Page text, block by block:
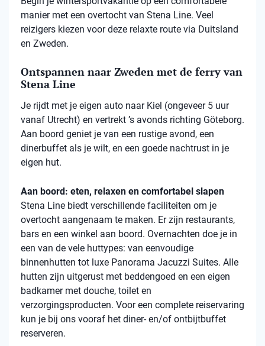
manier met een overtocht van Stena Line. Veel
reizigers kiezen voor deze relaxte route via Duitsland
en Zweden.
Ontspannen naar Zweden met de ferry van
Stena Line
Je rijdt met je eigen auto naar Kiel (ongeveer 5 uur
vanaf Utrecht) en vertrekt ’s avonds richting Göteborg.
Aan boord geniet je van een rustige avond, een
dinerbuffet als je wilt, en een goede nachtrust in je
eigen hut.
Aan boord: eten, relaxen en comfortabel slapen
Stena Line biedt verschillende faciliteiten om je
overtocht aangenaam te maken. Er zijn restaurants,
bars en een winkel aan boord. Overnachten doe je in
een van de vele huttypes: van eenvoudige
binnenhutten tot luxe Panorama Jacuzzi Suites. Alle
hutten zijn uitgerust met beddengoed en een eigen
badkamer met douche, toilet en
verzorgingsproducten. Voor een complete reiservaring
kun je bij ons vooraf het diner- en/of ontbijtbuffet
reserveren.